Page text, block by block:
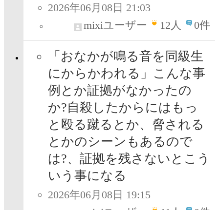
2026年06月08日 21:03
mixiユーザー
12人 0件
「おなかが鳴る音を同級生
にからかわれる」こんな事
例とか証拠がなかったの
か?自殺したからにはもっ
と殴る蹴るとか、脅される
とかのシーンもあるので
は?、証拠を残さないとこう
いう事になる
2026年06月08日 19:15